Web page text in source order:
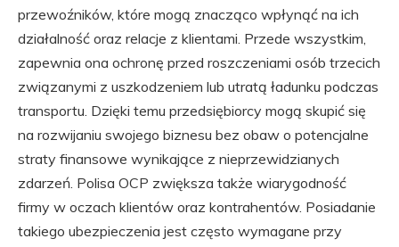
przewoźników, które mogą znacząco wpłynąć na ich
działalność oraz relacje z klientami. Przede wszystkim,
zapewnia ona ochronę przed roszczeniami osób trzecich
związanymi z uszkodzeniem lub utratą ładunku podczas
transportu. Dzięki temu przedsiębiorcy mogą skupić się
na rozwijaniu swojego biznesu bez obaw o potencjalne
straty finansowe wynikające z nieprzewidzianych
zdarzeń. Polisa OCP zwiększa także wiarygodność
firmy w oczach klientów oraz kontrahentów. Posiadanie
takiego ubezpieczenia jest często wymagane przy